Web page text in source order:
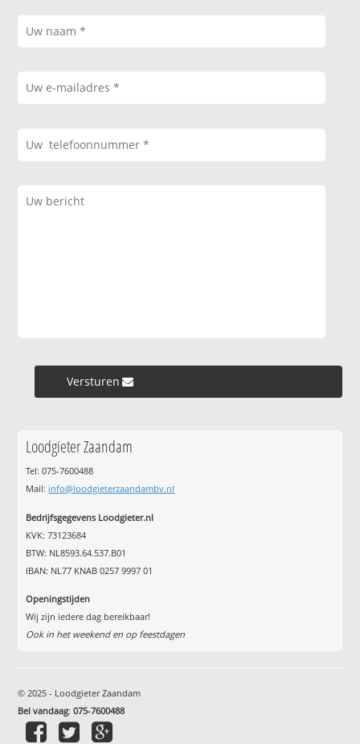
Versturen »
Loodgieter Zaandam
Tel: 075-7600488
Mail: info@loodgieterzaandambv.nl
Bedrijfsgegevens Loodgieter.nl
KVK: 73123684
BTW: NL8593.64.537.B01
IBAN: NL77 KNAB 0257 9997 01
Openingstijden
Wij zijn iedere dag bereikbaar!
Ook in het weekend en op feestdagen
© 2025 - Loodgieter Zaandam
Bel vandaag:075-7600488